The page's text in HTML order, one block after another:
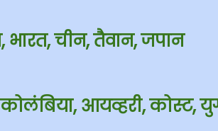
चीन, तैवान, जपान
आयव्हरी, कोस्ट,